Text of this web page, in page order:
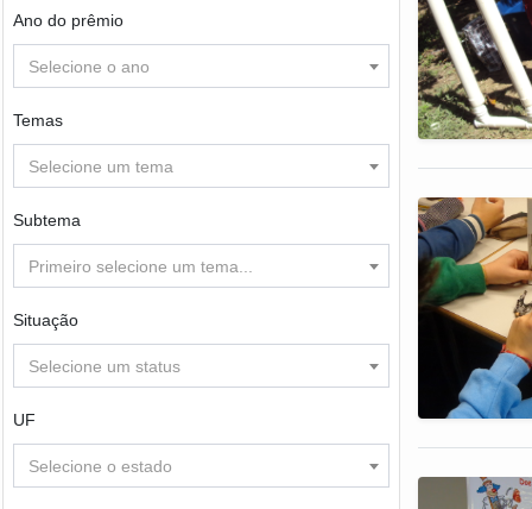
Ano do prêmio
Selecione o ano
Temas
Selecione um tema
Subtema
Primeiro selecione um tema...
Situação
Selecione um status
UF
Selecione o estado